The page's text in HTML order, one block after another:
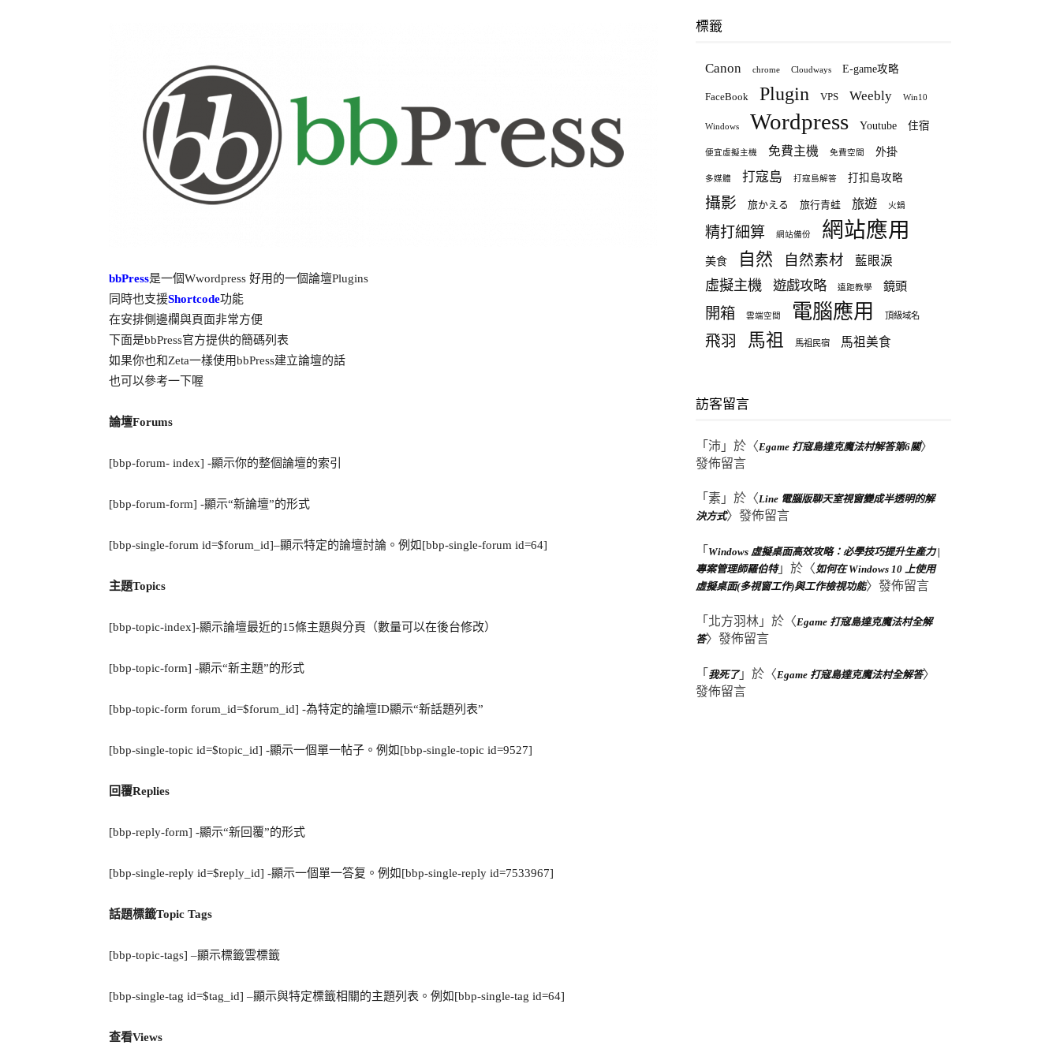
林
bbPress是一個Wwordpress 好用的一個論壇Plugins
同時也支援Shortcode功能
在安排側邊欄與頁面非常方便
下面是bbPress官方提供的簡碼列表
如果你也和Zeta一樣使用bbPress建立論壇的話
也可以參考一下喔
論壇Forums
[bbp-forum- index] -顯示你的整個論壇的索引
[bbp-forum-form] -顯示“新論壇”的形式
[bbp-single-forum id=$forum_id]–顯示特定的論壇討論。例如[bbp-single-forum id=64]
主題Topics
[bbp-topic-index]-顯示論壇最近的15條主題與分頁（數量可以在後台修改）
[bbp-topic-form] -顯示“新主題”的形式
[bbp-topic-form forum_id=$forum_id] -為特定的論壇ID顯示“新話題列表”
[bbp-single-topic id=$topic_id] -顯示一個單一帖子。例如[bbp-single-topic id=9527]
回覆Replies
[bbp-reply-form] -顯示“新回覆”的形式
[bbp-single-reply id=$reply_id] -顯示一個單一答复。例如[bbp-single-reply id=7533967]
話題標籤Topic Tags
[bbp-topic-tags] –顯示標籤雲標籤
[bbp-single-tag id=$tag_id] –顯示與特定標籤相關的主題列表。例如[bbp-single-tag id=64]
查看Views
標籤
Canon chrome Cloudways E-game攻略
FaceBook Plugin VPS Weebly Win10
Windows Wordpress Youtube 住宿
便宜虛擬主機 免費主機 免費空間 外掛
多媒體 打寇島 打寇島解答 打扣島攻略
攝影 旅かえる 旅行青蛙 旅遊 火鍋
精打細算 網站備份 網站應用
美食 自然 自然素材 藍眼淚
虛擬主機 遊戲攻略 遠距教學 鏡頭
開箱 雲端空間 電腦應用 頂級域名
飛羽 馬祖 馬祖民宿 馬祖美食
訪客留言
「 沛 」於〈Egame 打寇島達克魔法村解答第6關〉
發佈留言
「 素 」於〈Line 電腦版聊天室視窗變成半透明的解
決方式〉發佈留言
「 Windows 虛擬桌面高效攻略：必學技巧提升生產力 |
專案管理師羅伯特」於〈 如何在 Windows 10 上使用
虛擬桌面(多視窗工作)與工作檢視功能〉發佈留言
「 北方羽林 」於〈Egame 打寇島達克魔法村全解
答〉發佈留言
「 我死了」於〈Egame 打寇島達克魔法村全解答〉
發佈留言